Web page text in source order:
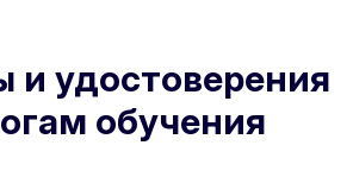
удостоверения
обучения